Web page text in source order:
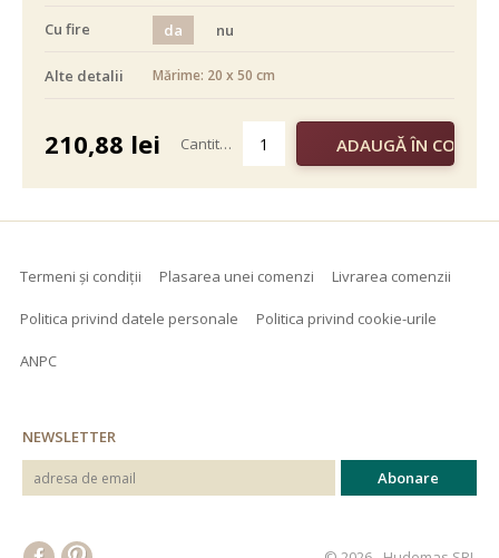
Cu fire da nu
alb negru color
Alte detalii Mărime: 20 x 50 cm
210,88 lei Cantitate
Termeni și condiții Plasarea unei comenzi Livrarea comenzii
Politica privind datele personale Politica privind cookie-urile
ANPC
NEWSLETTER